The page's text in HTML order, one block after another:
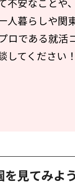
人暮らしや関
ロである就活
してください
を見てみよ